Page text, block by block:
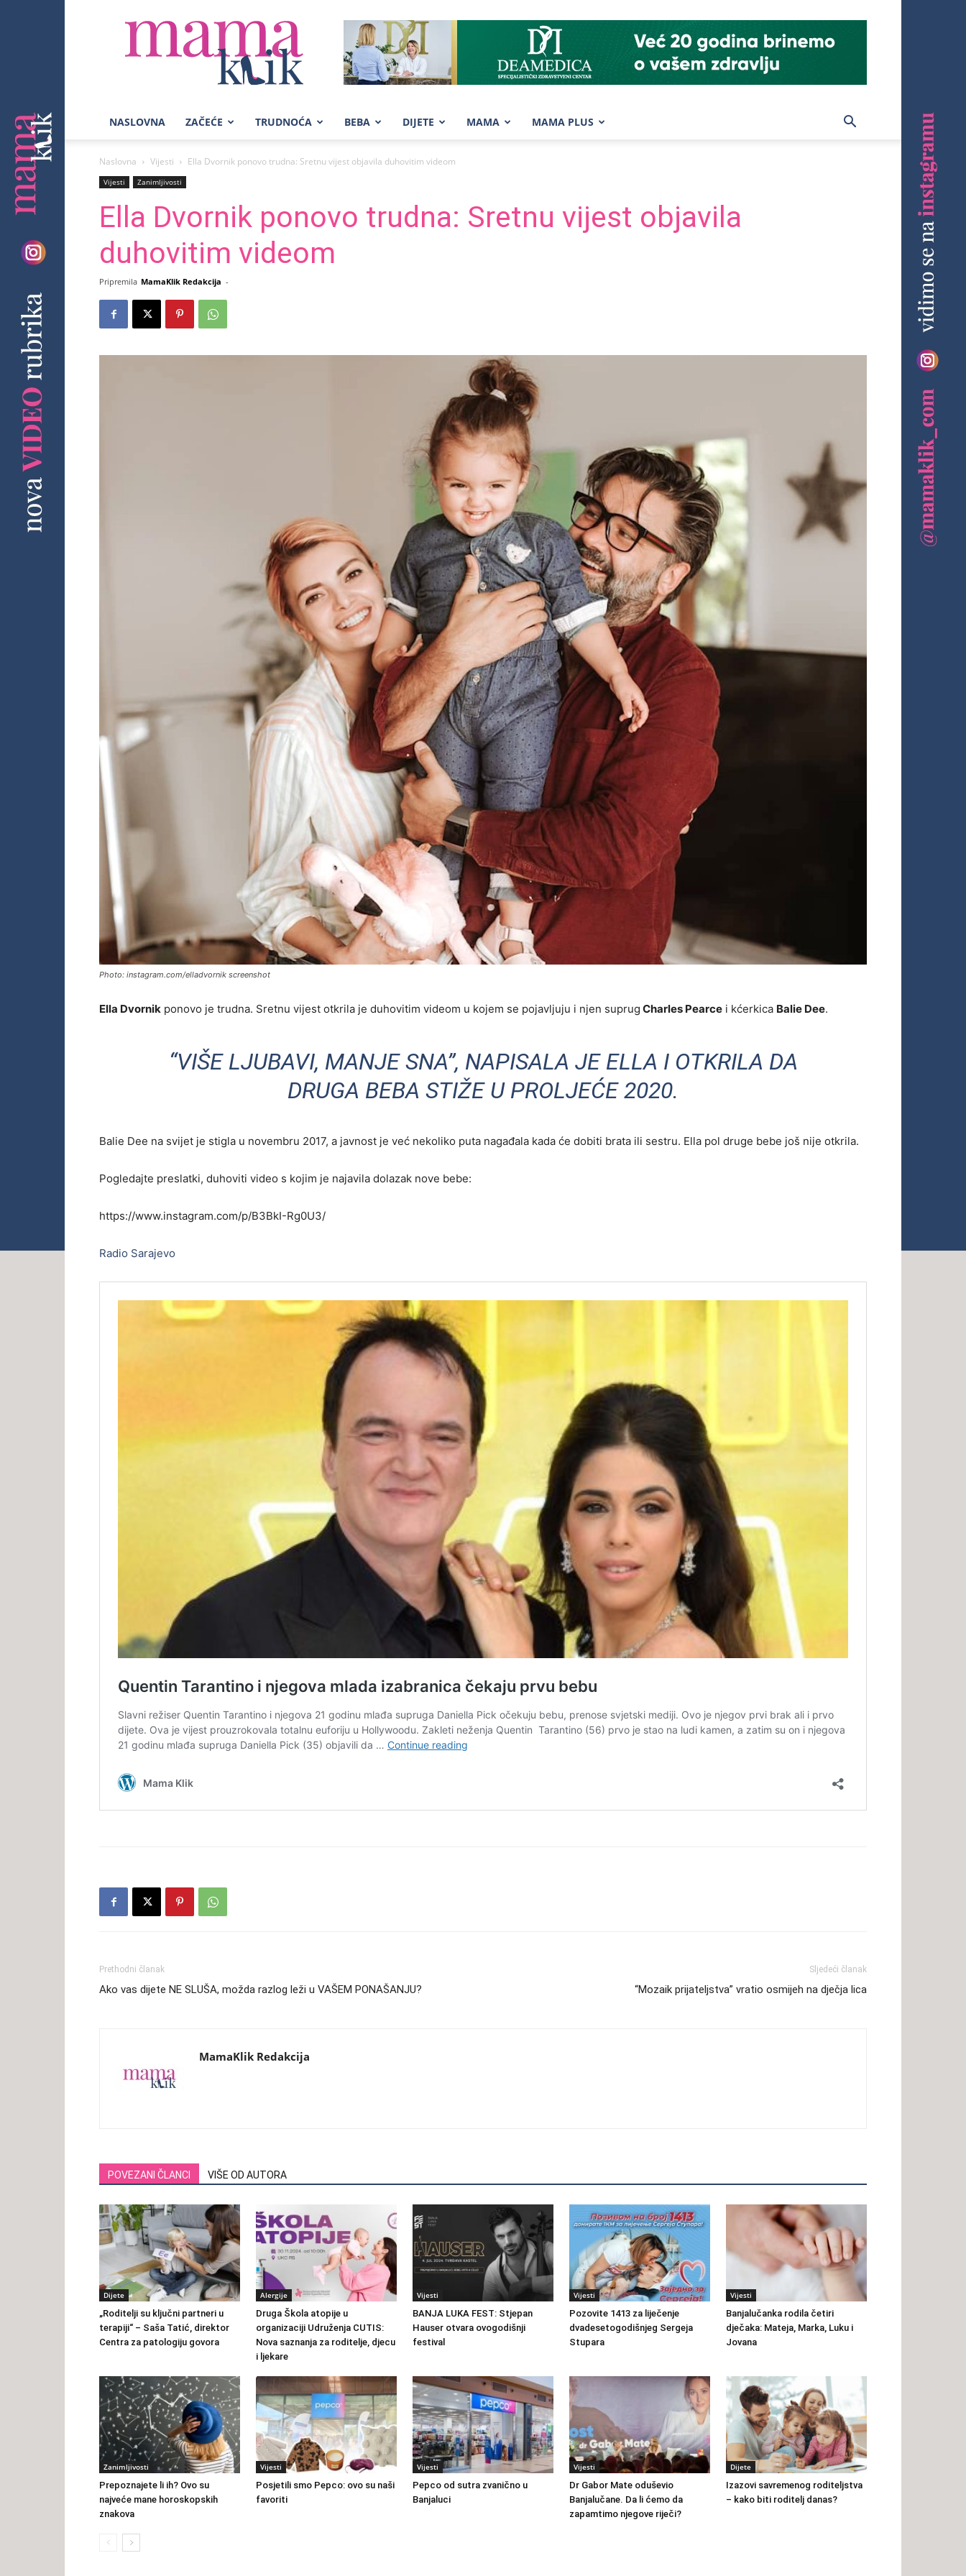
Mama
NASLOVNA ZAČEĆE TRUDNOĆA BEBA DIJETE MAMA MAMA PLUS
Naslovna Vijesti Ella Dvornik ponovo trudna: Sretnu vijest objavila duhovitim videom
Vijesti Zanimljivosti
Ella Dvornik ponovo trudna: Sretnu vijest objavila
duhovitim videom
Pripremila MamaKlik Redakcija -
Photo: instagram.com/elladvornik screenshot
Ella Dvornik ponovo je trudna. Sretnu vijest otkrila je duhovitim videom u kojem se pojavljuju i njen suprug Charles Pearce i kćerkica Balie Dee.
“VIŠE LJUBAVI, MANJE SNA”, NAPISALA JE ELLA I OTKRILA DA
DRUGA BEBA STIŽE U PROLJEĆE 2020.
Balie Dee na svijet je stigla u novembru 2017, a javnost je već nekoliko puta nagađala kada će dobiti brata ili sestru. Ella pol druge bebe još nije otkrila.
Pogledajte preslatki, duhoviti video s kojim je najavila dolazak nove bebe:
https://www.instagram.com/p/B3BkI-Rg0U3/
Radio Sarajevo
Prethodni članak
Ako vas dijete NE SLUŠA, možda razlog leži u VAŠEM PONAŠANJU?
Sljedeći članak
“Mozaik prijateljstva” vratio osmijeh na dječja lica
MamaKlik Redakcija
POVEZANI ČLANCI VIŠE OD AUTORA
Dijete
„Roditelji su ključni partneri u
terapiji“ – Saša Tatić, direktor
Centra za patologiju govora
Alergije
Druga Škola atopije u
organizaciji Udruženja CUTIS:
Nova saznanja za roditelje, djecu
i ljekare
Vijesti
BANJA LUKA FEST: Stjepan
Hauser otvara ovogodišnji
festival
Vijesti
Pozovite 1413 za liječenje
dvadesetogodišnjeg Sergeja
Stupara
Vijesti
Banjalučanka rodila četiri
dječaka: Mateja, Marka, Luku i
Jovana
Zanimljivosti
Prepoznajete li ih? Ovo su
najveće mane horoskopskih
znakova
Vijesti
Posjetili smo Pepco: ovo su naši
favoriti
Vijesti
Pepco od sutra zvanično u
Banjaluci
Vijesti
Dr Gabor Mate oduševio
Banjalučane. Da li ćemo da
zapamtimo njegove riječi?
Dijete
Izazovi savremenog roditeljstva
– kako biti roditelj danas?